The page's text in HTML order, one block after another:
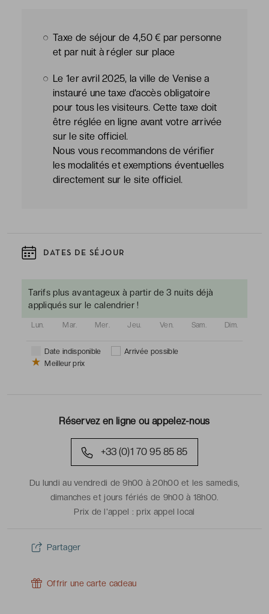
Taxe de séjour de 4,50 € par personne
et par nuit à régler sur place
Le 1er avril 2025, la ville de Venise a
instauré une taxe d’accès obligatoire
pour tous les visiteurs. Cette taxe doit
être réglée en ligne avant votre arrivée
sur le site officiel.
Nous vous recommandons de vérifier
les modalités et exemptions éventuelles
directement sur le site officiel.
DATES DE SÉJOUR
Tarifs plus avantageux à partir de 3 nuits déjà
appliqués sur le calendrier !
Lun. Mar. Mer. Jeu. Ven. Sam. Dim.
Date indisponible
Arrivée possible
Meilleur prix
Réservez en ligne ou appelez-nous
+33 (0)1 70 95 85 85
Du lundi au vendredi de 9h00 à 20h00 et les samedis,
dimanches et jours fériés de 9h00 à 18h00.
Prix de l'appel :prix appel local
Partager
Offrir une carte cadeau